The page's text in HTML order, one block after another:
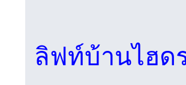
ลิฟท์บ้านไฮด